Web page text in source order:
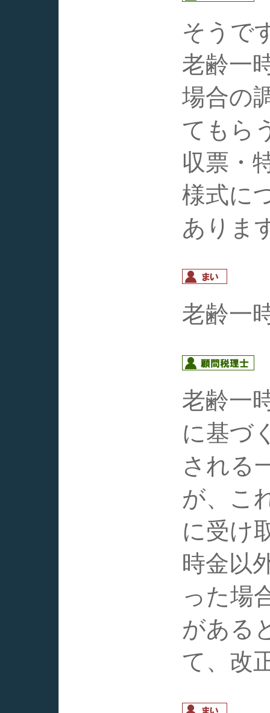
そうで
老齢一
場合の
てもら
収票・
様式に
ありま
老齢一
老齢一
に基づ
される
が、こ
に受け
時金以
った場
がある
て、改